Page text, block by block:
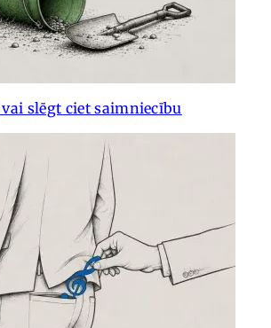
slēgt ciet saimniecību